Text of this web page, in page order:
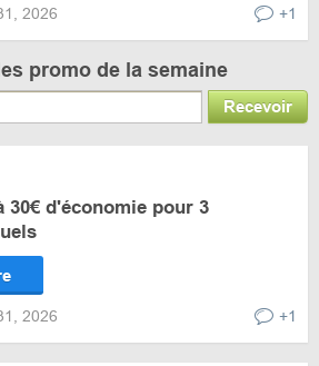
2026 +1
promo de la semaine
Recevoir
30€ d'économie pour 3
2026 +1